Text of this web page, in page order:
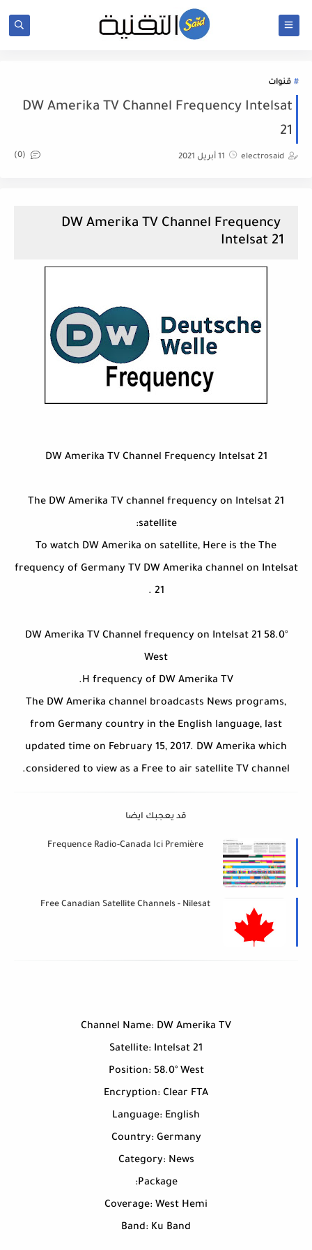
قنوات
DW Amerika TV Channel Frequency Intelsat
21
electrosaid 11 أبريل 2021 (0)
DW Amerika TV Channel Frequency
Intelsat 21
DW Amerika TV Channel Frequency Intelsat 21
The DW Amerika TV channel frequency on Intelsat 21
satellite:
To watch DW Amerika on satellite, Here is the The
frequency of Germany TV DW Amerika channel on Intelsat
21 .
DW Amerika TV Channel frequency on Intelsat 21 58.0°
West
H frequency of DW Amerika TV.
The DW Amerika channel broadcasts News programs,
from Germany country in the English language, last
updated time on February 15, 2017. DW Amerika which
considered to view as a Free to air satellite TV channel.
قد يعجبك ايضا
Frequence Radio-Canada Ici Première
Free Canadian Satellite Channels - Nilesat
Channel Name: DW Amerika TV
Satellite: Intelsat 21
Position: 58.0° West
Encryption: Clear FTA
Language: English
Country: Germany
Category: News
Package:
Coverage: West Hemi
Band: Ku Band